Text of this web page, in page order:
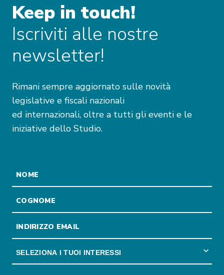
Keep in touch!
Iscriviti alle nostre
newsletter!
Rimani sempre aggiornato sulle novità
legislative e fiscali nazionali
ed internazionali, oltre a tutti gli eventi e le
iniziative dello Studio.